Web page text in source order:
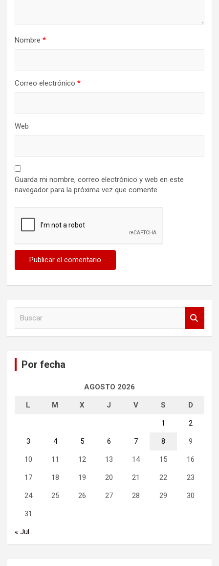
Nombre *
Correo electrónico *
Web
Guarda mi nombre, correo electrónico y web en este
navegador para la próxima vez que comente.
Por fecha
AGOSTO 2026
L M X J V S D
1 2
3 4 5 6 7 8 9
10 11 12 13 14 15 16
17 18 19 20 21 22 23
24 25 26 27 28 29 30
31
« Jul